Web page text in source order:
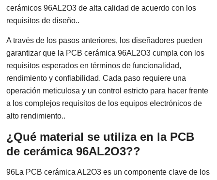
cerámicos 96AL2O3 de alta calidad de acuerdo con los
requisitos de diseño..
A través de los pasos anteriores, los diseñadores pueden
garantizar que la PCB cerámica 96AL2O3 cumpla con los
requisitos esperados en términos de funcionalidad,
rendimiento y confiabilidad. Cada paso requiere una
operación meticulosa y un control estricto para hacer frente
a los complejos requisitos de los equipos electrónicos de
alto rendimiento..
¿Qué material se utiliza en la PCB
de cerámica 96AL2O3??
96La PCB cerámica AL2O3 es un componente clave de los